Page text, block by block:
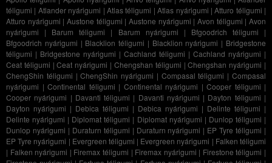
téligumi | Atlander nyárigumi | Atlas téligumi |Atlas nyárigumi |Atturo téligumi |
Atturo nyárigumi |Austone téligumi |Austone nyárigumi |Avon téligumi |Avon
nyárigumi | Barum téligumi | Barum nyárigumi | Bfgoodrich téligumi |
Bfgoodrich nyárigumi | Blacklion téligumi | Blacklion nyárigumi | Bridgestone
téligumi | Bridgestone nyárigumi | Cachland téligumi | Cachland nyárigumi |
Ceat téligumi |Ceat nyárigumi | Chengshan téligumi |Chengshan nyárigumi |
ChengShin téligumi |ChengShin nyárigumi | Compasal téligumi |Compasal
nyárigumi | Continental téligumi | Continental nyárigumi | Cooper téligumi |
Cooper nyárigumi | Davanti téligumi | Davanti nyárigumi | Dayton téligumi |
Dayton nyárigumi | Debica téligumi | Debica nyárigumi | Delinte téligumi |
Delinte nyárigumi | Diplomat téligumi | Diplomat nyárigumi | Dunlop téligumi |
Dunlop nyárigumi | Duraturn téligumi | Duraturn nyárigumi | EP Tyre téligumi |
EP Tyre nyárigumi | Evergreen téligumi | Evergreen nyárigumi | Falken téligumi
| Falken nyárigumi | Firemax téligumi | Firemax nyárigumi | Firestone téligumi |